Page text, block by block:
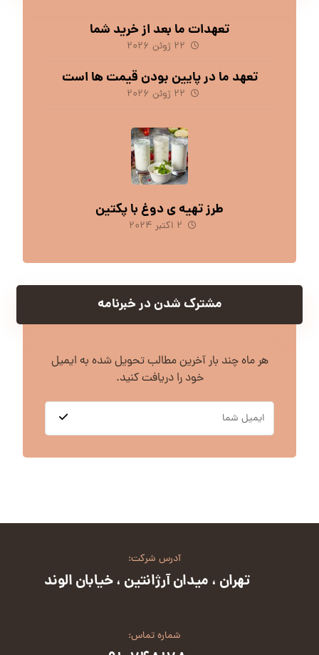
تعهدات ما بعد از خرید شما
۲۲ ژوئن ۲۰۲۶
تعهد ما در پایین بودن قیمت ها است
۲۲ ژوئن ۲۰۲۶
طرز تهیه ی دوغ با پکتین
۲ اکتبر ۲۰۲۴
مشترک شدن در خبرنامه
هر ماه چند بار آخرین مطالب تحویل شده به ایمیل
خود را دریافت کنید.
آدرس شرکت:
تهران ، میدان آرژانتین ، خیابان الوند
شماره تماس: